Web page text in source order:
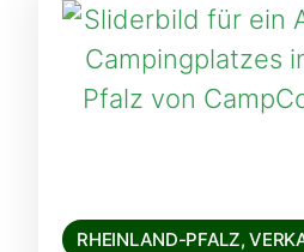
RHEINLAND-PFALZ,